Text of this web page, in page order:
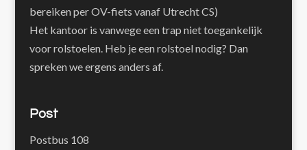
bereiken per OV-fiets vanaf Utrecht CS)
Het kantoor is vanwege een trap niet toegankelijk
voor rolstoelen. Heb je een rolstoel nodig? Dan
spreken we ergens anders af.
Post
Postbus 108